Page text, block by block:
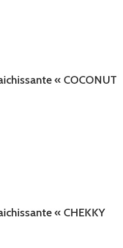
« COCONUT
« CHEKKY